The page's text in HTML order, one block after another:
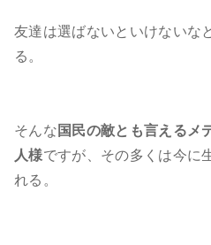
友達は選ばないといけないな
る。
そんな 国民の敵とも言えるメ
人様ですが、その多くは今に
れる。